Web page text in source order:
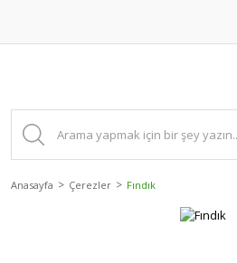
Anasayfa Çerezler Fındık